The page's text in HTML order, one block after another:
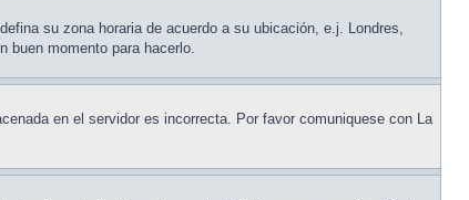
su zona horaria de acuerdo a su ubicación, e.j. Londres,
buen momento para hacerlo.
en el servidor es incorrecta. Por favor comuniquese con La